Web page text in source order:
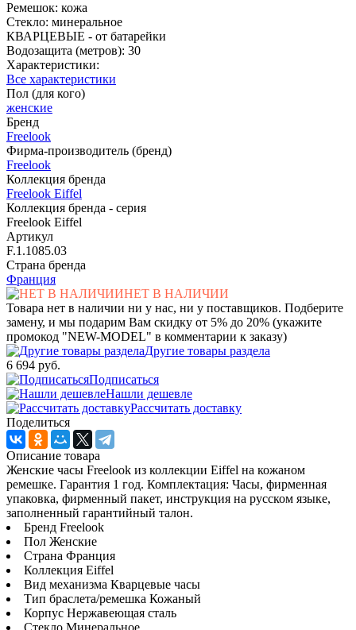
Ремешок: кожа
Стекло: минеральное
КВАРЦЕВЫЕ - от батарейки
Водозащита (метров): 30
Характеристики:
Все характеристики
Пол (для кого)
женские
Бренд
Freelook
Фирма-производитель (бренд)
Freelook
Коллекция бренда
Freelook Eiffel
Коллекция бренда - серия
Freelook Eiffel
Артикул
F.1.1085.03
Страна бренда
Франция
НЕТ В НАЛИЧИИ
Товара нет в наличии ни у нас, ни у поставщиков. Подберите
замену, и мы подарим Вам скидку от 5% до 20% (укажите
промокод "NEW-MODEL" в комментарии к заказу)
Другие товары раздела
6 694 руб.
Подписаться
Нашли дешевле
Рассчитать доставку
Поделиться
Описание товара
Женские часы Freelook из коллекции Eiffel на кожаном
ремешке. Гарантия 1 год. Комплектация: Часы, фирменная
упаковка, фирменный пакет, инструкция на русском языке,
заполненный гарантийный талон.
Бренд Freelook
Пол Женские
Страна Франция
Коллекция Eiffel
Вид механизма Кварцевые часы
Тип браслета/ремешка Кожаный
Корпус Нержавеющая сталь
Стекло Минеральное